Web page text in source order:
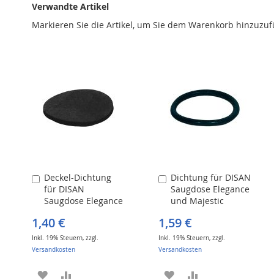
Verwandte Artikel
Markieren Sie die Artikel, um Sie dem Warenkorb
Deckel-Dichtung
für DISAN
Saugdose Elegance
1,40 €
Inkl. 19% Steuern, zzgl.
Versandkosten
In
den
Warenkorb
ZUR
Dichtung für DISAN
Saugdose Elegance
und Majestic
1,59 €
Inkl. 19% Steuern, zzgl.
Versandkosten
In
den
Warenkorb
ZUR